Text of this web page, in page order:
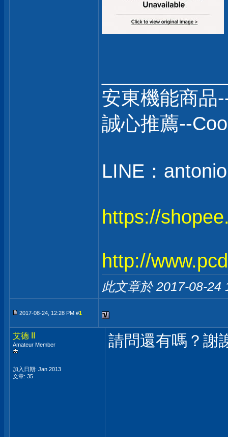
安東機能商品
誠心推薦--
LINE：
https://
http://
此文章於 2017-08-24
2017-08-24, 12:28 PM #1
艾德 II
Amateur Member
加入日期: Jan 2013
文章: 35
請問還有嗎？謝